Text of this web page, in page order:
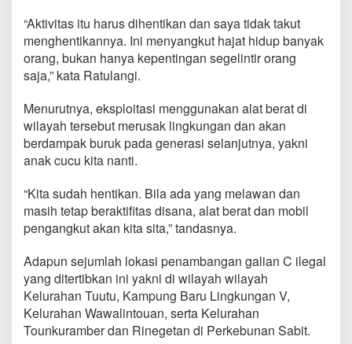
a
n
A
k
v
i
t
a
a
l
a
C
I
l
e
g
a
“Aktivitas itu harus dihentikan dan saya tidak takut
menghentikannya. Ini menyangkut hajat hidup banyak
orang, bukan hanya kepentingan segelintir orang
saja,” kata Ratulangi.
Menurutnya, eksploitasi menggunakan alat berat di
wilayah tersebut merusak lingkungan dan akan
berdampak buruk pada generasi selanjutnya, yakni
anak cucu kita nanti.
“Kita sudah hentikan. Bila ada yang melawan dan
masih tetap beraktifitas disana, alat berat dan mobil
pengangkut akan kita sita,” tandasnya.
Adapun sejumlah lokasi penambangan galian C ilegal
yang ditertibkan ini yakni di wilayah wilayah
Kelurahan Tuutu, Kampung Baru Lingkungan V,
Kelurahan Wawalintouan, serta Kelurahan
Tounkuramber dan Rinegetan di Perkebunan Sabit.